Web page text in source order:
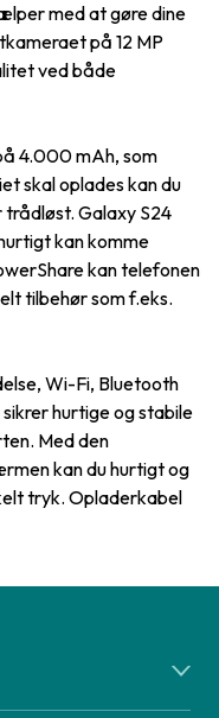
med at gøre dine
på 12 MP
ved både
4.000 mAh, som
skal oplades kan du
Galaxy S24
kan komme
kan telefonen
tilbehør som f.eks.
Wi-Fi, Bluetooth
hurtige og stabile
Med den
kan du hurtigt og
tryk. Opladerkabel